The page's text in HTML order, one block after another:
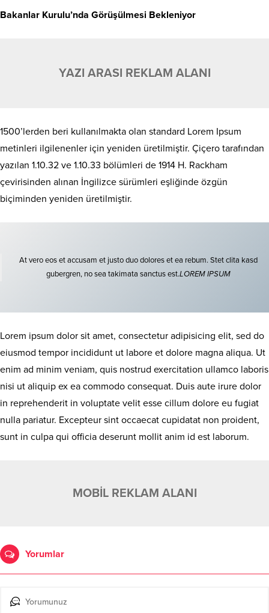
Bakanlar Kurulu’nda Görüşülmesi Bekleniyor
YAZI ARASI REKLAM ALANI
1500’lerden beri kullanılmakta olan standard Lorem Ipsum
metinleri ilgilenenler için yeniden üretilmiştir. Çiçero tarafından
yazılan 1.10.32 ve 1.10.33 bölümleri de 1914 H. Rackham
çevirisinden alınan İngilizce sürümleri eşliğinde özgün
biçiminden yeniden üretilmiştir.
At vero eos et accusam et justo duo dolores et ea rebum. Stet clita kasd
gubergren, no sea takimata sanctus est.LOREM IPSUM
Lorem ipsum dolor sit amet, consectetur adipisicing elit, sed do
eiusmod tempor incididunt ut labore et dolore magna aliqua. Ut
enim ad minim veniam, quis nostrud exercitation ullamco laboris
nisi ut aliquip ex ea commodo consequat. Duis aute irure dolor
in reprehenderit in voluptate velit esse cillum dolore eu fugiat
nulla pariatur. Excepteur sint occaecat cupidatat non proident,
sunt in culpa qui officia deserunt mollit anim id est laborum.
MOBİL REKLAM ALANI
Yorumlar